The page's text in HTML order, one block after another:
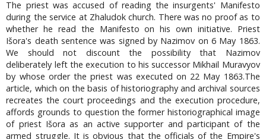
The priest was accused of reading the insurgents' Manifesto
during the service at Zhaludok church. There was no proof as to
whether he read the Manifesto on his own initiative. Priest
Išora's death sentence was signed by Nazimov on 6 May 1863.
We should not discount the possibility that Nazimov
deliberately left the execution to his successor Mikhail Muravyov
by whose order the priest was executed on 22 May 1863.The
article, which on the basis of historiography and archival sources
recreates the court proceedings and the execution procedure,
affords grounds to question the former historiographical image
of priest Išora as an active supporter and participant of the
armed struggle. It is obvious that the officials of the Empire's